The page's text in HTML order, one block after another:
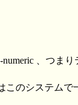
、つま
このシステムで